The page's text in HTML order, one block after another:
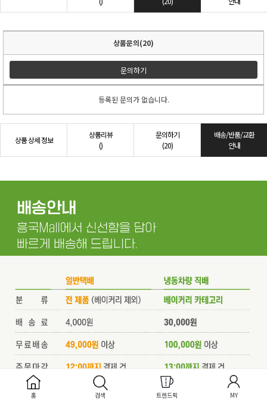
상품문의(20)
문의하기
등록된 문의가 없습니다.
상품 상세 정보
상품리뷰
()
문의하기
(20)
배송/반품/교환
안내
홈 검색 트렌드픽 MY